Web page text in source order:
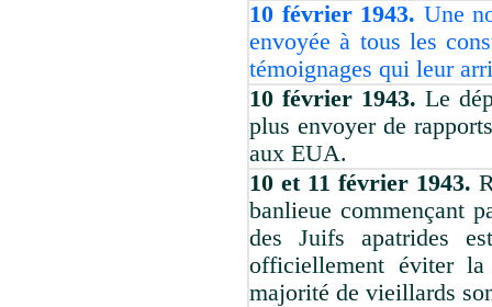
10 février 1943. Une
envoyée à tous les
témoignages qui leur
10 février 1943.Le
plus envoyer de
aux EUA.
10 et 11 février 1943.
banlieue commençant
des Juifs apatrides
officiellement éviter
majorité de vieillards